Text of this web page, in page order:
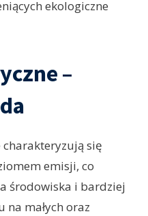
ekologiczne
–
się
emisji, co
środowiska i bardziej
małych oraz